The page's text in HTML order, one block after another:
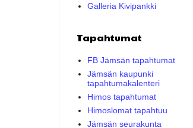
Galleria Kivipankki
Tapahtumat
FB Jämsän tapahtumat
Jämsän kaupunki
tapahtumakalenteri
Himos tapahtumat
Himoslomat tapahtuu
Jämsän seurakunta